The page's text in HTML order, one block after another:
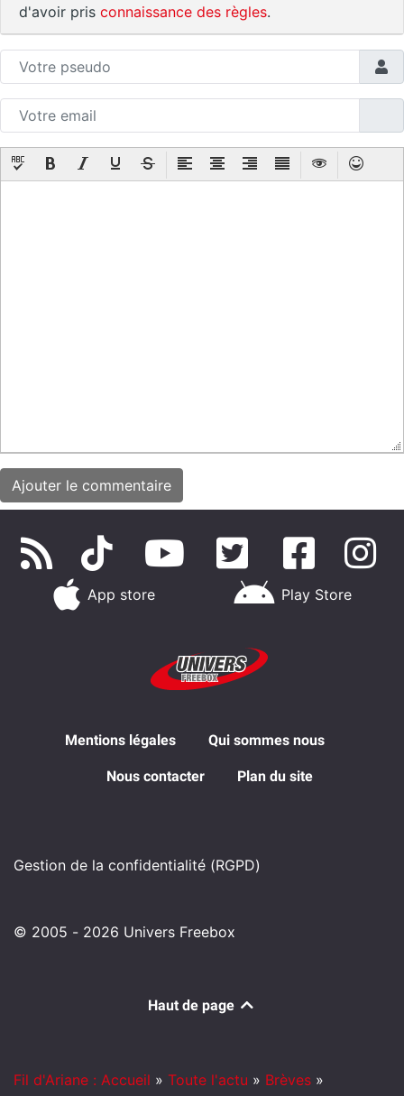
d'avoir pris connaissance des règles.
App store Play Store
Mentions légales Qui sommes nous
Nous contacter Plan du site
Gestion de la confidentialité (RGPD)
© 2005 - 2026 Univers Freebox
Haut de page
Fil d'Ariane : Accueil » Toute l'actu » Brèves »